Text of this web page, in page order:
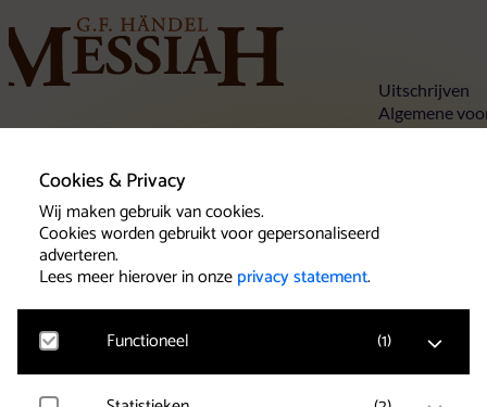
Cookies & Privacy
Wij maken gebruik van cookies.
Cookies worden gebruikt voor gepersonaliseerd
adverteren.
Lees meer hierover in onzeprivacy statement.
Functioneel (1)
Home
Over Händels Messiah
Contact
Klantenservice
Het team van Beleef Klassiek wil u als
Uitschrijven
Algemene
Privacy